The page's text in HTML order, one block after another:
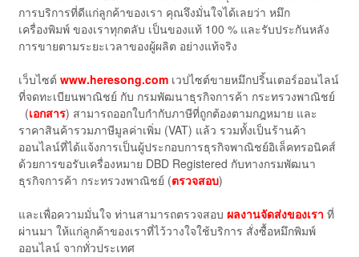
การบริการที่ดีแก่ลูกค้าของเรา คุณจึงมั่นใจได้เลยว่า หมึก
เครื่องพิมพ์ ของเราทุกตลับ เป็นของแท้ 100 % และรับประกันหลัง
การขายตามระยะเวลาของผู้ผลิต อย่างแท้จริง
เว็บไซต์ www.heresong.comเวปไซต์ขายหมึกปริ้นเตอร์ออนไลน์
ที่จดทะเบียนพาณิชย์ กับ กรมพัฒนาธุรกิจการค้า กระทรวงพาณิชย์
(เอกสาร) สามารถออกใบกำกับภาษีที่ถูกต้องตามกฎหมาย และ
ราคาสินค้ารวมภาษีมูลค่าเพิ่ม (VAT) แล้ว รวมทั้งเป็นร้านค้า
ออนไลน์ที่ได้แจ้งการเป็นผู้ประกอบการธุรกิจพาณิชย์อิเล็คทรอนิคส์
ด้วยการขอรับเครื่องหมาย DBD Registered กับทางกรมพัฒนา
ธุรกิจการค้า กระทรวงพาณิชย์ (ตรวจสอบ)
และเพื่อความมั่นใจ ท่านสามารถตรวจสอบ ผลงานจัดส่งของเรา ที่
ผ่านมา ให้แก่ลูกค้าของเราที่ไว้วางใจใช้บริการ สั่งซื้อหมึกพิมพ์
ออนไลน์ จากทั่วประเทศ